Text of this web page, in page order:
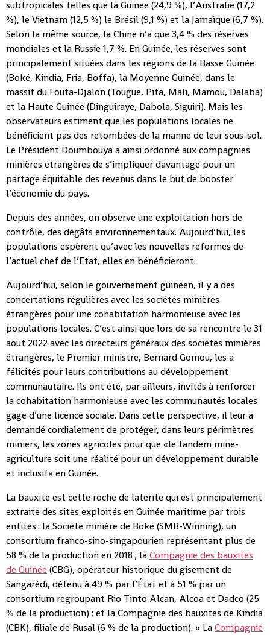
subtropicales telles que la Guinée (24,9 %), l’Australie (17,2
%), le Vietnam (12,5 %) le Brésil (9,1 %) et la Jamaïque (6,7 %).
Selon la même source, la Chine n’a que 3,4 % des réserves
mondiales et la Russie 1,7 %. En Guinée, les réserves sont
principalement situées dans les régions de la Basse Guinée
(Boké, Kindia, Fria, Boffa), la Moyenne Guinée, dans le
massif du Fouta-Djalon (Tougué, Pita, Mali, Mamou, Dalaba)
et la Haute Guinée (Dinguiraye, Dabola, Siguiri). Mais les
observateurs estiment que les populations locales ne
bénéficient pas des retombées de la manne de leur sous-sol.
Le Président Doumbouya a ainsi ordonné aux compagnies
minières étrangères de s’impliquer davantage pour un
partage équitable des revenus dans le but de booster
l’économie du pays.
Depuis des années, on observe une exploitation hors de
contrôle, des dégâts environnementaux. Aujourd’hui, les
populations espèrent qu’avec les nouvelles reformes de
l’actuel chef de l’Etat, elles en bénéficieront.
Aujourd’hui, selon le gouvernement guinéen, il y a des
concertations régulières avec les sociétés minières
étrangères pour une cohabitation harmonieuse avec les
populations locales. C’est ainsi que lors de sa rencontre le 31
aout 2022 avec les directeurs généraux des sociétés minières
étrangères, le Premier ministre, Bernard Gomou, les a
félicités pour leurs contributions au développement
communautaire. Ils ont été, par ailleurs, invités à renforcer
la cohabitation harmonieuse avec les communautés locales
gage d’une licence sociale. Dans cette perspective, il leur a
demandé cordialement de protéger, dans leurs périmètres
miniers, les zones agricoles pour que «le tandem mine-
agriculture soit une réalité pour un développement durable
et inclusif» en Guinée.
La bauxite est cette roche de latérite qui est principalement
extraite des sites exploités en Guinée maritime par trois
entités : la Société minière de Boké (SMB-Winning), un
consortium franco-sino-singapourien représentant plus de
58 % de la production en 2018 ; laCompagnie des bauxites
de Guinée (CBG), opérateur historique du gisement de
Sangarédi, détenu à 49 % par l’État et à 51 % par un
consortium regroupant Rio Tinto Alcan, Alcoa et Dadco (25
% de la production) ; et la Compagnie des bauxites de Kindia
(CBK), filiale de Rusal (6 % de la production). « LaCompagnie